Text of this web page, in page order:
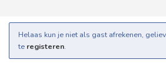
Helaas kun je niet als gast afrekenen,
te registeren.